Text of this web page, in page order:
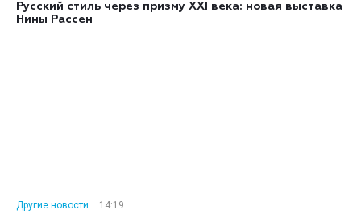
Русский стиль через призму XXI века: новая выставка
Нины Рассен
Другие новости
14:19